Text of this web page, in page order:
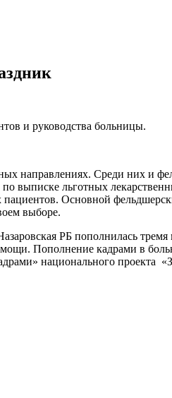
и руководства больницы.
направлениях. Среди них и
выписке льготных
Основной
выборе.
РБ пополнилась
Пополнение кадрами в
национального проекта